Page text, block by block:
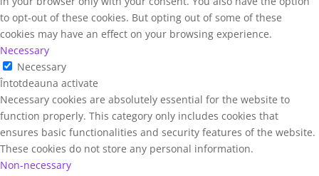
to opt-out of these cookies. But opting out of some of these
cookies may have an effect on your browsing experience.
Necessary
Necessary
Întotdeauna activate
Necessary cookies are absolutely essential for the website to
function properly. This category only includes cookies that
ensures basic functionalities and security features of the website.
These cookies do not store any personal information.
Non-necessary